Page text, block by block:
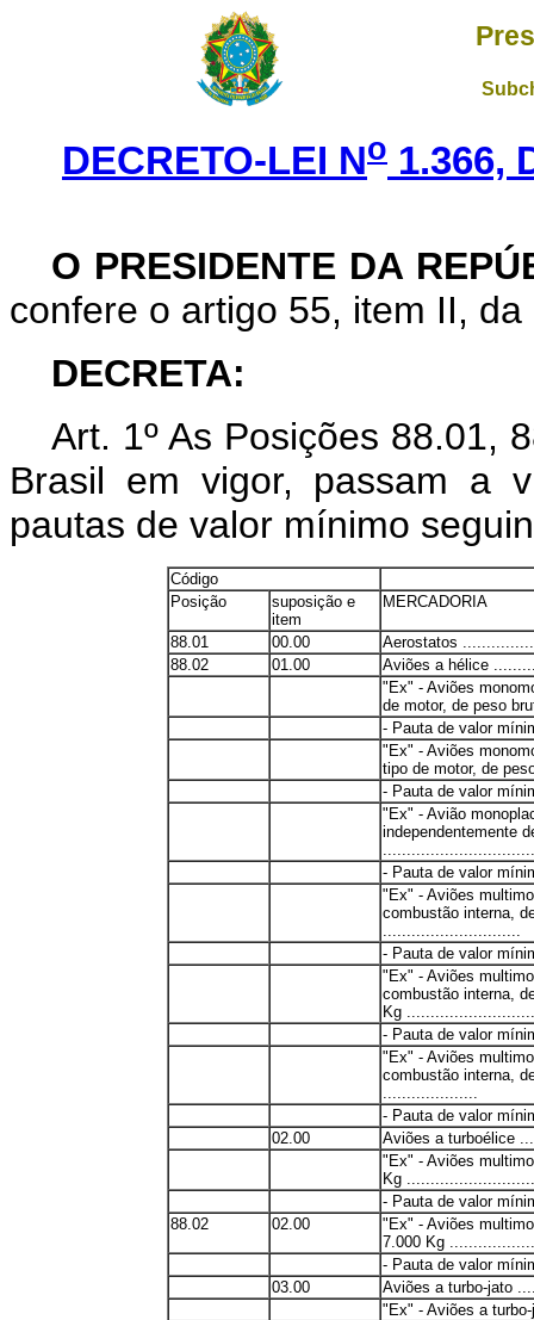
DECRETO-LEI No 1.366,
O PRESIDENTE DA
confere o artigo 55, item II,
DECRETA:
Art. 1º As Posições 88.01,
Brasil em vigor, passam a
pautas de valor mínimo
Código
Posição
suposição e
item
MERCADORIA
88.01 00.00
Aerostatos
88.02
01.00
Aviões a hélice
"Ex" - Aviões
de motor, de peso
- Pauta de valor
"Ex" - Aviões
tipo de motor, de
- Pauta de valor
"Ex" - Avião
independentemente
- Pauta de valor
"Ex" - Aviões
combustão interna,
- Pauta de valor
"Ex" - Aviões
combustão interna,
Kg
- Pauta de valor
"Ex" - Aviões
combustão interna,
- Pauta de valor
02.00
Aviões a turboélice
"Ex" - Aviões
Kg
- Pauta de valor
88.02
02.00
"Ex" - Aviões
7.000 Kg
- Pauta de valor
03.00
Aviões a turbo-jato
"Ex" - Aviões a